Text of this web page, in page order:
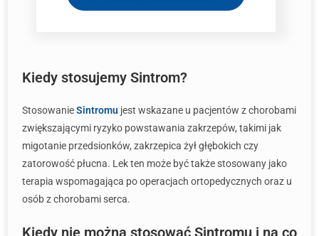
Kiedy stosujemy Sintrom?
StosowanieSintromu jest wskazane u pacjentów z chorobami
zwiększającymi ryzyko powstawania zakrzepów, takimi jak
migotanie przedsionków, zakrzepica żył głębokich czy
zatorowość płucna. Lek ten może być także stosowany jako
terapia wspomagająca po operacjach ortopedycznych oraz u
osób z chorobami serca.
Kiedy nie można stosować Sintromu i na co